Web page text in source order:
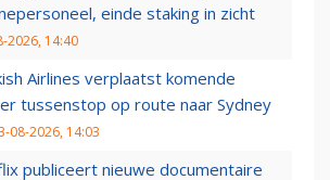
einde staking in zicht
2026, 14:40
Airlines verplaatst komende
tussenstop op route naar Sydney
08-2026, 14:03
publiceert nieuwe documentaire